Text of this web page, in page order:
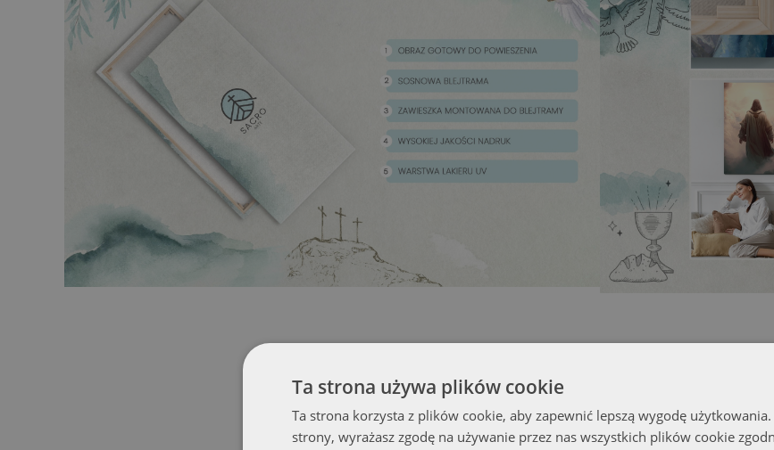
Ta strona używa plików cookie
Ta strona korzysta z plików cookie, aby zapewnić lepszą wygodę użytkowania.
strony, wyrażasz zgodę na używanie przez nas wszystkich plików cookie